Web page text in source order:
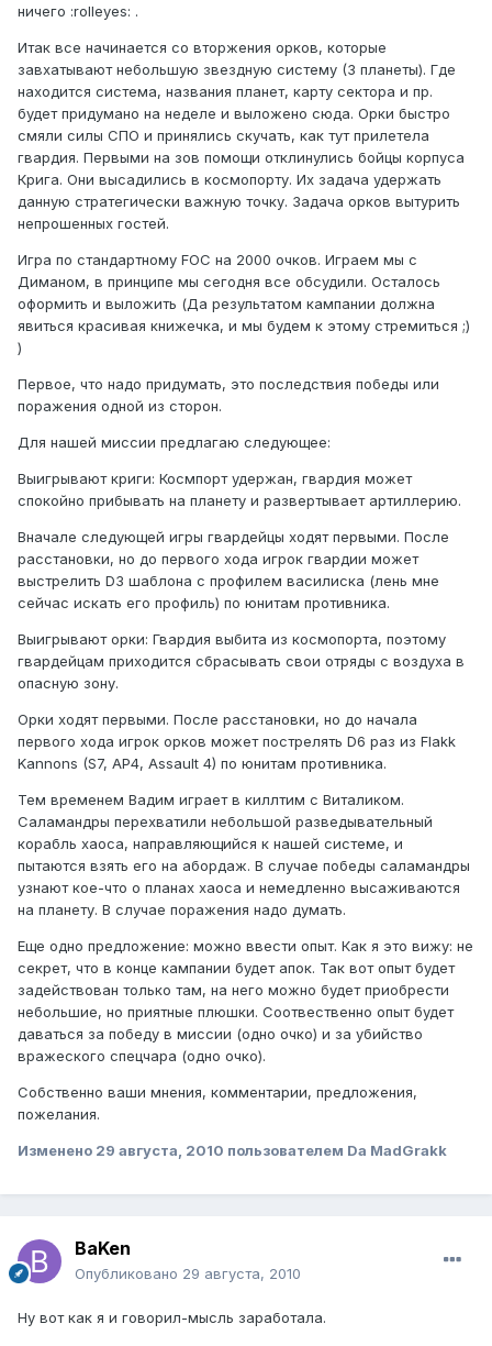
ничего :rolleyes: .
Итак все начинается со вторжения орков, которые
завхатывают небольшую звездную систему (3 планеты). Где
находится система, названия планет, карту сектора и пр.
будет придумано на неделе и выложено сюда. Орки быстро
смяли силы СПО и принялись скучать, как тут прилетела
гвардия. Первыми на зов помощи отклинулись бойцы корпуса
Крига. Они высадились в космопорту. Их задача удержать
данную стратегически важную точку. Задача орков вытурить
непрошенных гостей.
Игра по стандартному FOC на 2000 очков. Играем мы с
Диманом, в принципе мы сегодня все обсудили. Осталось
оформить и выложить (Да результатом кампании должна
явиться красивая книжечка, и мы будем к этому стремиться ;)
)
Первое, что надо придумать, это последствия победы или
поражения одной из сторон.
Для нашей миссии предлагаю следующее:
Выигрывают криги: Космпорт удержан, гвардия может
спокойно прибывать на планету и развертывает артиллерию.
Вначале следующей игры гвардейцы ходят первыми. После
расстановки, но до первого хода игрок гвардии может
выстрелить D3 шаблона с профилем василиска (лень мне
сейчас искать его профиль) по юнитам противника.
Выигрывают орки: Гвардия выбита из космопорта, поэтому
гвардейцам приходится сбрасывать свои отряды с воздуха в
опасную зону.
Орки ходят первыми. После расстановки, но до начала
первого хода игрок орков может пострелять D6 раз из Flakk
Kannons (S7, AP4, Assault 4) по юнитам противника.
Тем временем Вадим играет в киллтим с Виталиком.
Саламандры перехватили небольшой разведывательный
корабль хаоса, направляющийся к нашей системе, и
пытаются взять его на абордаж. В случае победы саламандры
узнают кое-что о планах хаоса и немедленно высаживаются
на планету. В случае поражения надо думать.
Еще одно предложение: можно ввести опыт. Как я это вижу: не
секрет, что в конце кампании будет апок. Так вот опыт будет
задействован только там, на него можно будет приобрести
небольшие, но приятные плюшки. Соотвественно опыт будет
даваться за победу в миссии (одно очко) и за убийство
вражеского спецчара (одно очко).
Собственно ваши мнения, комментарии, предложения,
пожелания.
Изменено 29 августа, 2010 пользователем Da MadGrakk
BaKen
Опубликовано 29 августа, 2010
Ну вот как я и говорил-мысль заработала.